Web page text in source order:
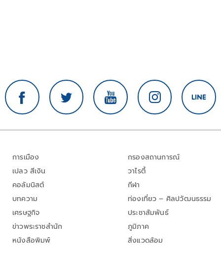
การเมือง
เปลว สีเงิน
คอลัมนิสต์
บทความ
เศรษฐกิจ
ข่าวพระราชสำนัก
หนังสือพิมพ์
กรองสถานการณ์
วาไรตี้
กีฬา
ท่องเที่ยว – ศิลปวัฒนธรรม
ประชาสัมพันธ์
ภูมิภาค
สิ่งแวดล้อม